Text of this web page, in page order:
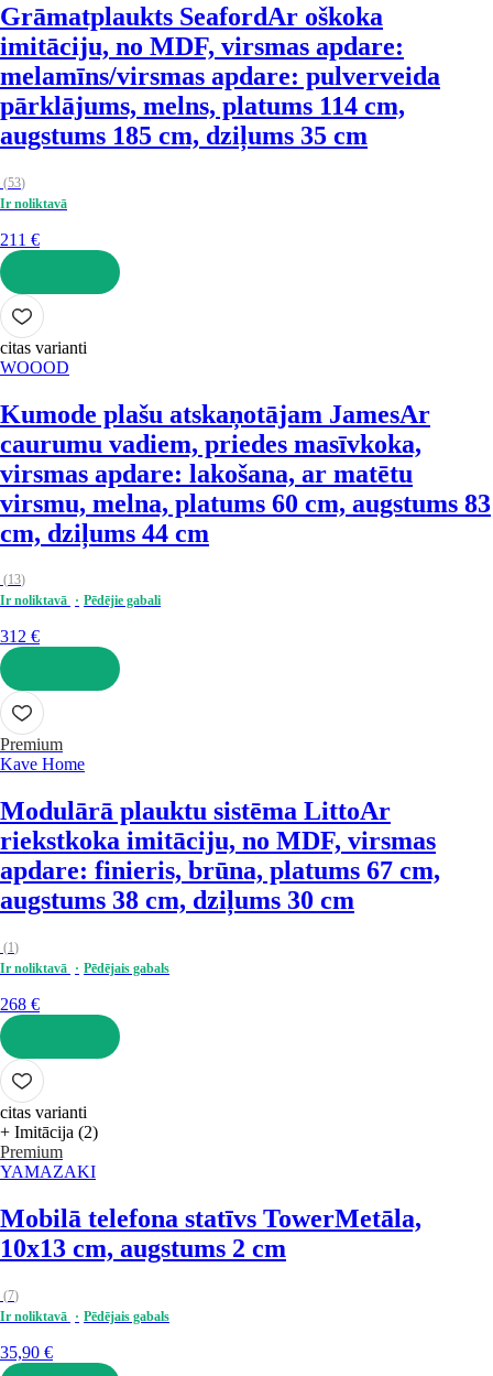
Grāmatplaukts SeafordAr oškoka
imitāciju, no MDF, virsmas apdare:
melamīns/virsmas apdare: pulverveida
pārklājums, melns, platums 114 cm,
augstums 185 cm, dziļums 35 cm
(53)
Ir noliktavā
211 €
LIKT GROZĀ
citas varianti
WOOOD
Kumode plašu atskaņotājam JamesAr
caurumu vadiem, priedes masīvkoka,
virsmas apdare: lakošana, ar matētu
virsmu, melna, platums 60 cm, augstums 83
cm, dziļums 44 cm
(13)
Ir noliktavā
Pēdējie gabali
312 €
LIKT GROZĀ
Premium
Kave Home
Modulārā plauktu sistēma LittoAr
riekstkoka imitāciju, no MDF, virsmas
apdare: finieris, brūna, platums 67 cm,
augstums 38 cm, dziļums 30 cm
(1)
Ir noliktavā
Pēdējais gabals
268 €
LIKT GROZĀ
citas varianti
+ Imitācija (2)
Premium
YAMAZAKI
Mobilā telefona statīvs TowerMetāla,
10x13 cm, augstums 2 cm
(7)
Ir noliktavā
Pēdējais gabals
35,90 €